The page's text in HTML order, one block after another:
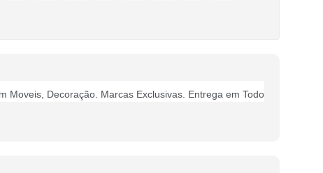
Moveis, Decoração. Marcas Exclusivas. Entrega em Todo